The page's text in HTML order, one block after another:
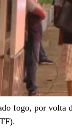
fogo, por volta